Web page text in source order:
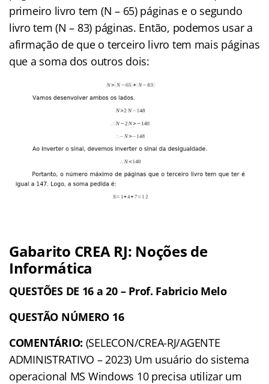
primeiro livro tem (N – 65) páginas e o segundo
livro tem (N – 83) páginas. Então, podemos usar a
afirmação de que o terceiro livro tem mais páginas
que a soma dos outros dois:
Gabarito CREA RJ: Noções de
Informática
QUESTÕES DE 16 a 20 – Prof. Fabricio Melo
QUESTÃO NÚMERO 16
COMENTÁRIO: (SELECON/CREA-RJ/AGENTE
ADMINISTRATIVO – 2023) Um usuário do sistema
operacional MS Windows 10 precisa utilizar um